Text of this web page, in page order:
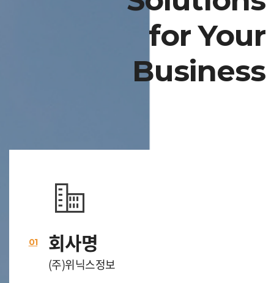
for Your
Business
01 회사명
(주)위닉스정보